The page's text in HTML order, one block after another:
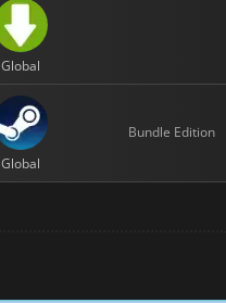
Global
Global
Bundle Edition